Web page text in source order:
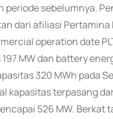
periode sebelumnya.
dari afiliasi Pertamina
operation date
MW dan battery
320 MWh pada
kapasitas terpasang
526 MW. Berkat